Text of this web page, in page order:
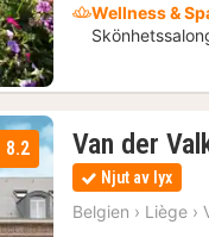
Wellness &
8.2 Van der
Njut av lyx
Belgien › Liège ›